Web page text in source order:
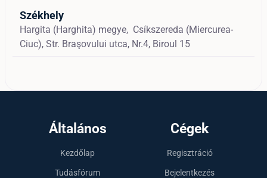
Székhely
Hargita (Harghita) megye, Csíkszereda (Miercurea-
Ciuc), Str. Braşovului utca, Nr.4, Biroul 15
Általános
Kezdőlap
Tudásfórum
Cégek
Regisztráció
Bejelentkezés